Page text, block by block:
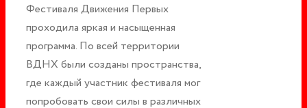
Фестиваля Движения Первых
проходила яркая и насыщенная
программа. По всей территории
ВДНХ были созданы пространства,
где каждый участник фестиваля мог
попробовать свои силы в различных